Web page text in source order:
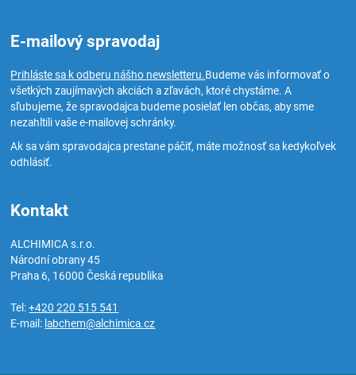
E-mailový spravodaj
Prihláste sa k odberu nášho newsletteru.Budeme vás informovať o
všetkých zaujímavých akciách a zľavách, ktoré chystáme. A
sľubujeme, že spravodajca budeme posielať len občas, aby sme
nezahltili vaše e-mailovej schránky.
Ak sa vám spravodajca prestane páčiť, máte možnosť sa kedykoľvek
odhlásiť.
Kontakt
ALCHIMICA s.r.o.
Národní obrany 45
Praha 6, 16000Česká republika
Tel:+420 220 515 541
E-mail: labchem@alchimica.cz